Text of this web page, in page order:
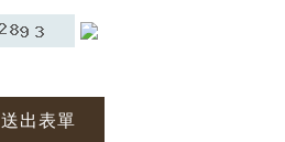
送出表單